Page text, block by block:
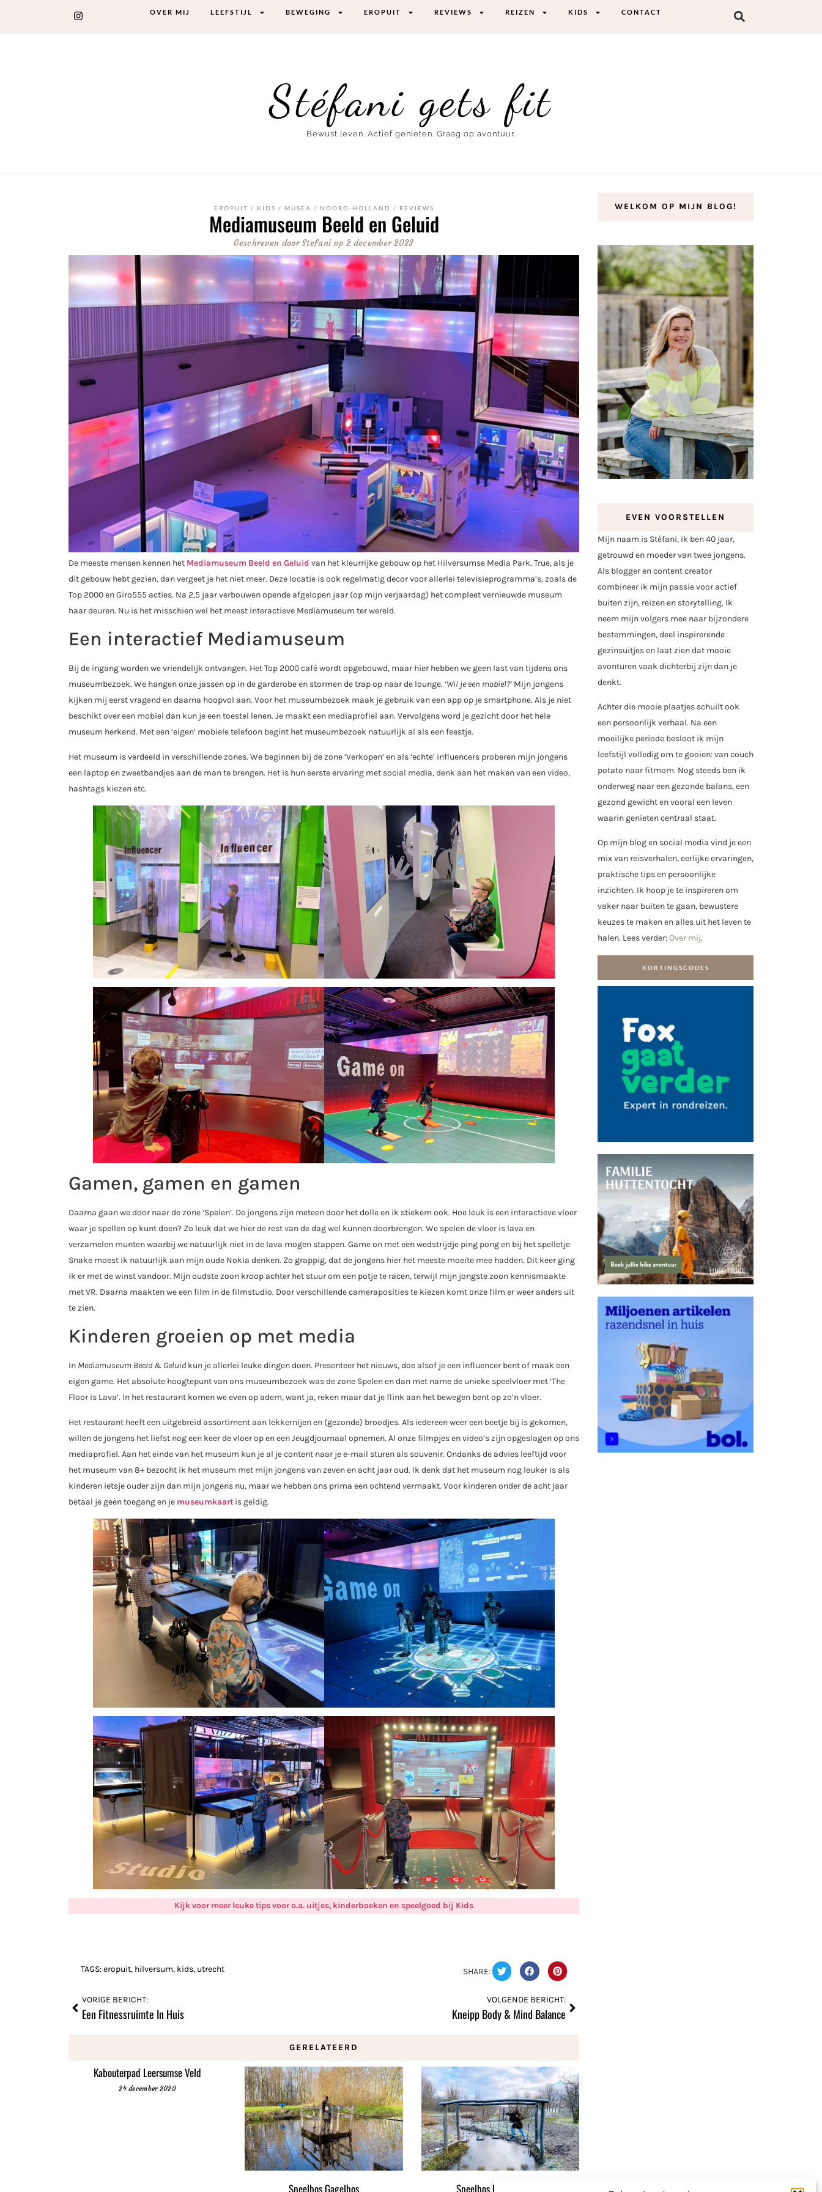
OVER MIJ LEEFSTIJL BEWEGING EROPUIT REVIEWS REIZEN KIDS CONTACT
Stéfani gets fit
Bewust leven. Actief genieten. Graag op avontuur.
EROPUIT / KIDS / MUSEA / NOORD-HOLLAND / REVIEWS
Mediamuseum Beeld en Geluid
Geschreven doorStefani op 2 december 2023
De meeste mensen kennen het Mediamuseum Beeld en Geluid van het kleurrijke gebouw op het Hilversumse Media Park. True, als je
dit gebouw hebt gezien, dan vergeet je het niet meer. Deze locatie is ook regelmatig decor voor allerlei televisieprogramma’s, zoals de
Top 2000 en Giro555 acties. Na 2,5 jaar verbouwen opende afgelopen jaar (op mijn verjaardag) het compleet vernieuwde museum
haar deuren. Nu is het misschien wel het meest interactieve Mediamuseum ter wereld.
Een interactief Mediamuseum
Bij de ingang worden we vriendelijk ontvangen. Het Top 2000 café wordt opgebouwd, maar hier hebben we geen last van tijdens ons
museumbezoek. We hangen onze jassen op in de garderobe en stormen de trap op naar de lounge. ‘Wil je een mobiel?’ Mijn jongens
kijken mij eerst vragend en daarna hoopvol aan. Voor het museumbezoek maak je gebruik van een app op je smartphone. Als je niet
beschikt over een mobiel dan kun je een toestel lenen. Je maakt een mediaprofiel aan. Vervolgens word je gezicht door het hele
museum herkend. Met een ‘eigen’ mobiele telefoon begint het museumbezoek natuurlijk al als een feestje.
Het museum is verdeeld in verschillende zones. We beginnen bij de zone ‘Verkopen’ en als ‘echte’ influencers proberen mijn jongens
een laptop en zweetbandjes aan de man te brengen. Het is hun eerste ervaring met social media, denk aan het maken van een video,
hashtags kiezen etc.
Gamen, gamen en gamen
Daarna gaan we door naar de zone ‘Spelen’. De jongens zijn meteen door het dolle en ik stiekem ook. Hoe leuk is een interactieve vloer
waar je spellen op kunt doen? Zo leuk dat we hier de rest van de dag wel kunnen doorbrengen. We spelen de vloer is lava en
verzamelen munten waarbij we natuurlijk niet in de lava mogen stappen. Game on met een wedstrijdje ping pong en bij het spelletje
Snake moest ik natuurlijk aan mijn oude Nokia denken. Zo grappig, dat de jongens hier het meeste moeite mee hadden. Dit keer ging
ik er met de winst vandoor. Mijn oudste zoon kroop achter het stuur om een potje te racen, terwijl mijn jongste zoon kennismaakte
met VR. Daarna maakten we een film in de filmstudio. Door verschillende cameraposities te kiezen komt onze film er weer anders uit
te zien.
Kinderen groeien op met media
In Mediamuseum Beeld & Geluid kun je allerlei leuke dingen doen. Presenteer het nieuws, doe alsof je een influencer bent of maak een
eigen game. Het absolute hoogtepunt van ons museumbezoek was de zone Spelen en dan met name de unieke speelvloer met ‘The
Floor is Lava’. In het restaurant komen we even op adem, want ja, reken maar dat je flink aan het bewegen bent op zo’n vloer.
Het restaurant heeft een uitgebreid assortiment aan lekkernijen en (gezonde) broodjes. Als iedereen weer een beetje bij is gekomen,
willen de jongens het liefst nog een keer de vloer op en een Jeugdjournaal opnemen. Al onze filmpjes en video’s zijn opgeslagen op ons
mediaprofiel. Aan het einde van het museum kun je al je content naar je e-mail sturen als souvenir. Ondanks de advies leeftijd voor
het museum van 8+ bezocht ik het museum met mijn jongens van zeven en acht jaar oud. Ik denk dat het museum nog leuker is als
kinderen ietsje ouder zijn dan mijn jongens nu, maar we hebben ons prima een ochtend vermaakt. Voor kinderen onder de acht jaar
betaal je geen toegang en je museumkaart is geldig.
Kijk voor meer leuke tips voor o.a. uitjes, kinderboeken en speelgoed bij Kids
TAGS:eropuit, hilversum, kids, utrecht SHARE:
VORIGE BERICHT:
Een Fitnessruimte In Huis
VOLGENDE BERICHT:
Kneipp Body & Mind Balance
GERELATEERD
Kabouterpad Leersumse Veld
24 december 2020
Speelbos Gagelbos Speelbos Nieuw Wulven
WELKOM OP MIJN BLOG!
EVEN VOORSTELLEN
Mijn naam is Stéfani, ik ben 40 jaar,
getrouwd en moeder van twee jongens.
Als blogger en content creator
combineer ik mijn passie voor actief
buiten zijn, reizen en storytelling. Ik
neem mijn volgers mee naar bijzondere
bestemmingen, deel inspirerende
gezinsuitjes en laat zien dat mooie
avonturen vaak dichterbij zijn dan je
denkt.
Achter die mooie plaatjes schuilt ook
een persoonlijk verhaal. Na een
moeilijke periode besloot ik mijn
leefstijl volledig om te gooien: van couch
potato naar fitmom. Nog steeds ben ik
onderweg naar een gezonde balans, een
gezond gewicht en vooral een leven
waarin genieten centraal staat.
Op mijn blog en social media vind je een
mix van reisverhalen, eerlijke ervaringen,
praktische tips en persoonlijke
inzichten. Ik hoop je te inspireren om
vaker naar buiten te gaan, bewustere
keuzes te maken en alles uit het leven te
halen. Lees verder:Over mij.
KORTINGSCODES